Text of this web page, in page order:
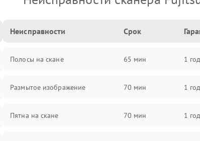
Неисправности Срок
Полосы на скане 65 мин 1 год
Размытое изображение 70 мин 1 год
Пятна на скане 70 мин 1 год